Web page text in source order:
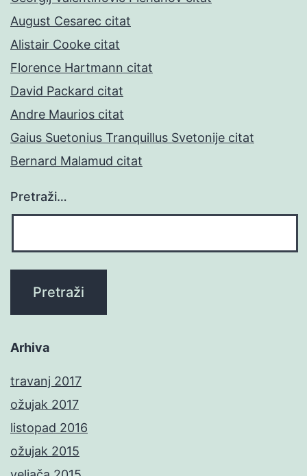
August Cesarec citat
Alistair Cooke citat
Florence Hartmann citat
David Packard citat
Andre Maurios citat
Gaius Suetonius Tranquillus Svetonije citat
Bernard Malamud citat
Pretraži…
Arhiva
travanj 2017
ožujak 2017
listopad 2016
ožujak 2015